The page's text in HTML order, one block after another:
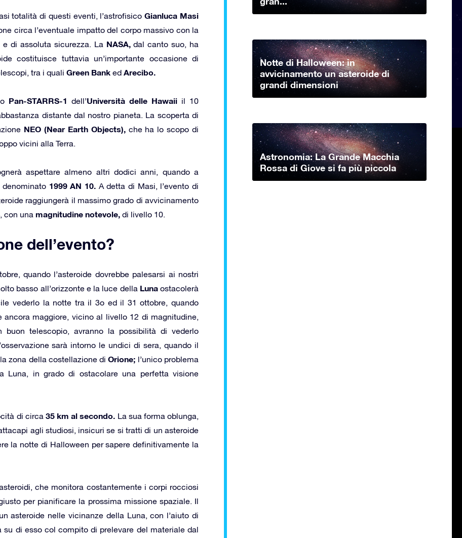
totalità di questi eventi, l’astrofisico Gianluca Masi
circa l’eventuale impatto del corpo massivo con la
di assoluta sicurezza. La NASA,dal canto suo, ha
costituisce tuttavia un’importante occasione di
tra i quali Green Bank ed Arecibo.
Pan-STARRS-1 dell’Università delle Hawaii il 10
distante dal nostro pianeta. La scoperta di
NEO (Near Earth Objects),che ha lo scopo di
vicini alla Terra.
aspettare almeno altri dodici anni, quando a
1999 AN 10. A detta di Masi, l’evento di
raggiungerà il massimo grado di avvicinamento
con una magnitudine notevole, di livello 10.
dell’evento?
quando l’asteroide dovrebbe palesarsi ai nostri
basso all’orizzonte e la luce della Lunaostacolerà
vederlo la notte tra il 3o ed il 31 ottobre, quando
maggiore, vicino al livello 12 di magnitudine,
telescopio, avranno la possibilità di vederlo
sarà intorno le undici di sera, quando il
zona della costellazione diOrione; l’unico problema
Luna, in grado di ostacolare una perfetta visione
di circa 35 km al secondo. La sua forma oblunga,
agli studiosi, insicuri se si tratti di un asteroide
la notte di Halloween per sapere definitivamente la
che monitora costantemente i corpi rocciosi
per pianificare la prossima missione spaziale. Il
asteroide nelle vicinanze della Luna, con l’aiuto di
di esso col compito di prelevare del materiale dal
Notte di Halloween: in
avvicinamento un asteroide di
grandi dimensioni
Astronomia: La Grande Macchia
Rossa di Giove si fa più piccola